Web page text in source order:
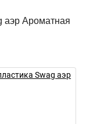
аэр Ароматная